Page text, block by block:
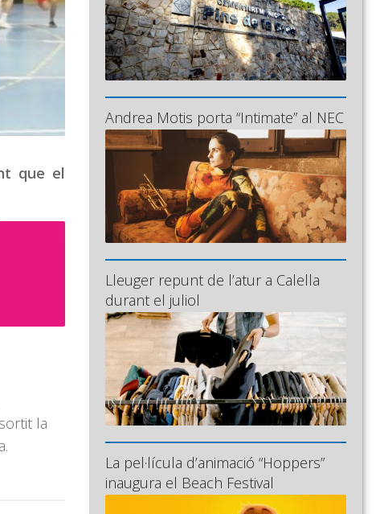
que el
la
Andrea Motis porta “Intimate” al NEC
Lleuger repunt de l’atur a Calella
durant el juliol
La pel·lícula d’animació “Hoppers”
inaugura el Beach Festival